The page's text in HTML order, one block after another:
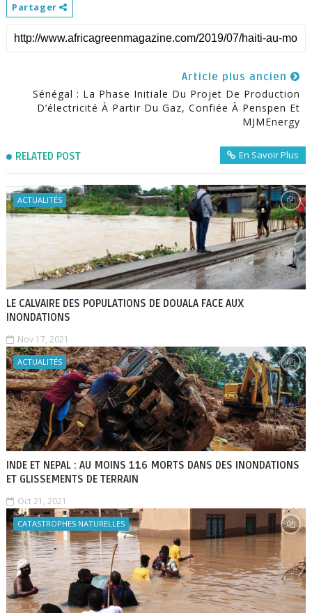
Partager
Article plus ancien
Sénégal : La Phase Initiale Du Projet De Production
D’électricité À Partir Du Gaz, Confiée À Penspen Et
MJMEnergy
RELATED POST En Savoir Plus
ACTUALITÉS
LE CALVAIRE DES POPULATIONS DE DOUALA FACE AUX
INONDATIONS
Nov 17, 2021
ACTUALITÉS
INDE ET NEPAL : AU MOINS 116 MORTS DANS DES INONDATIONS
ET GLISSEMENTS DE TERRAIN
Oct 21, 2021
CATASTROPHES NATURELLES